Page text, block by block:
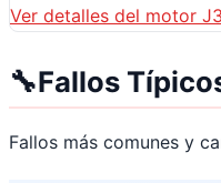
Ver detalles del motor
🔧Fallos
Fallos más comunes y